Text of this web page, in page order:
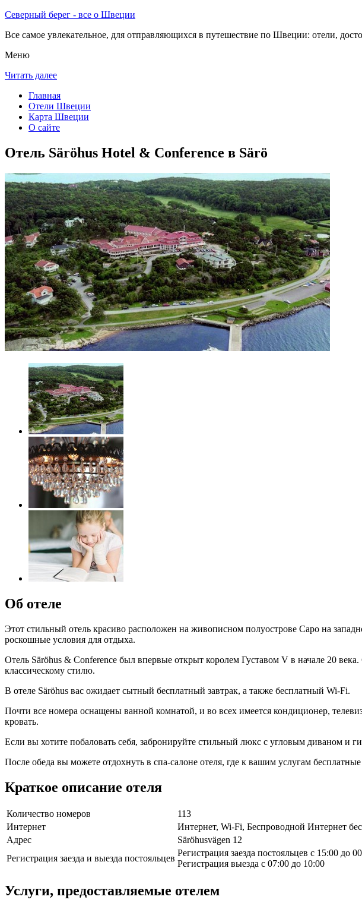
Северный берег - все о Швеции
Все самое увлекательное, для отправляющихся в путешествие по Швеции: отели,
Меню
Читать далее
Главная
Отели Швеции
Карта Швеции
О сайте
Отель Säröhus Hotel & Conference в Särö
Об отеле
Этот стильный отель красиво расположен на живописном полуострове Саро на
роскошные условия для отдыха.
Отель Säröhus & Conference был впервые открыт королем Густавом V в начале 20
классическому стилю.
В отеле Säröhus вас ожидает сытный бесплатный завтрак, а также бесплатный Wi-Fi.
Почти все номера оснащены ванной комнатой, и во всех имеется кондиционер,
кровать.
Если вы хотите побаловать себя, забронируйте стильный люкс с угловым диваном и
После обеда вы можете отдохнуть в спа-салоне отеля, где к вашим услугам
Краткое описание отеля
Количество номеров
113
Интернет
Интернет, Wi-Fi, Беспроводной Интернет
Адрес
Säröhusvägen 12
Регистрация заезда и выезда постояльцев
Регистрация заезда постояльцев с 15:00 до
Регистрация выезда с 07:00 до 10:00
Услуги, предоставляемые отелем